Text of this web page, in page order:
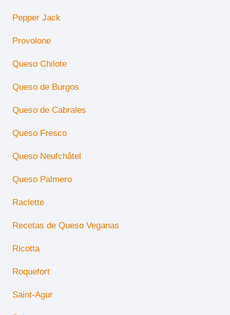
Pepper Jack
Provolone
Queso Chilote
Queso de Burgos
Queso de Cabrales
Queso Fresco
Queso Neufchâtel
Queso Palmero
Raclette
Recetas de Queso Veganas
Ricotta
Roquefort
Saint-Agur